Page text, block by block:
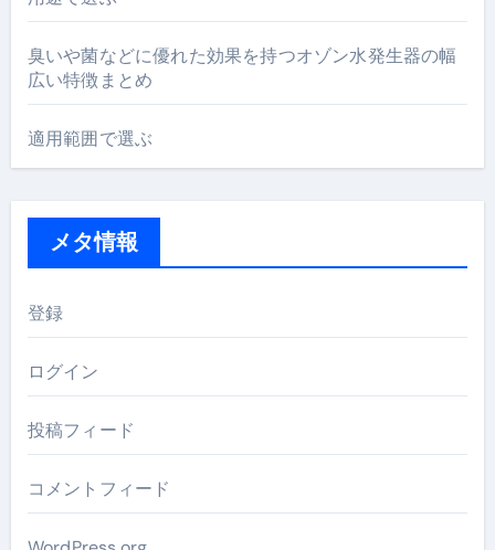
臭いや菌などに優れた効果を持つオゾン水発生器の幅
広い特徴まとめ
適用範囲で選ぶ
メタ情報
登録
ログイン
投稿フィード
コメントフィード